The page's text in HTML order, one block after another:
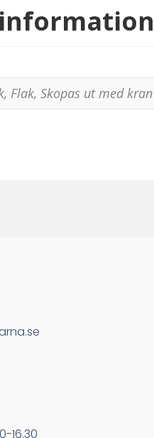
Flak, Skopas ut med kran
16.30